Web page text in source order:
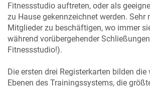
Fitnessstudio auftreten, oder als
zu Hause gekennzeichnet werden. Sehr
Mitglieder zu beschäftigen, wo immer
während vorübergehender
Fitnessstudio!).
Die ersten drei Registerkarten bilden die
Ebenen des Trainingssystems, die